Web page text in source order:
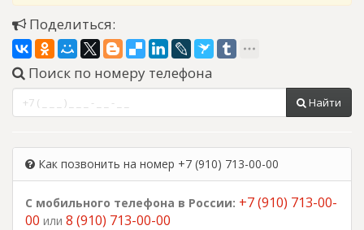
Поделиться:
Поиск по номеру телефона
Найти
Как позвонить на номер +7 (910) 713-00-00
С мобильного телефона в России: +7 (910) 713-00-
00 или 8 (910) 713-00-00